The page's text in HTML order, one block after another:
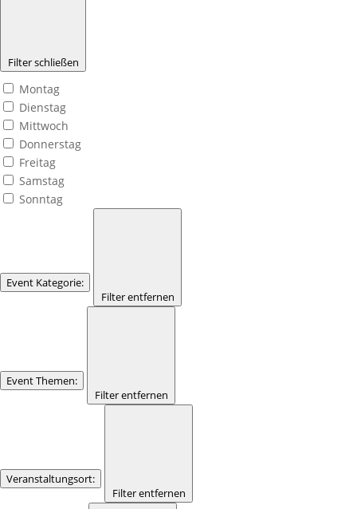
Filter schließen
Montag
Dienstag
Mittwoch
Donnerstag
Freitag
Samstag
Sonntag
Event Kategorie:
Filter entfernen
Event Themen:
Filter entfernen
Veranstaltungsort:
Filter entfernen